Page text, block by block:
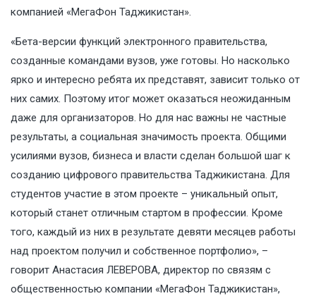
компанией «МегаФон Таджикистан».
«Бета-версии функций электронного правительства,
созданные командами вузов, уже готовы. Но насколько
ярко и интересно ребята их представят, зависит только от
них самих. Поэтому итог может оказаться неожиданным
даже для организаторов. Но для нас важны не частные
результаты, а социальная значимость проекта. Общими
усилиями вузов, бизнеса и власти сделан большой шаг к
созданию цифрового правительства Таджикистана. Для
студентов участие в этом проекте – уникальный опыт,
который станет отличным стартом в профессии. Кроме
того, каждый из них в результате девяти месяцев работы
над проектом получил и собственное портфолио», –
говорит Анастасия ЛЕВЕРОВА, директор по связям с
общественностью компании «МегаФон Таджикистан»,